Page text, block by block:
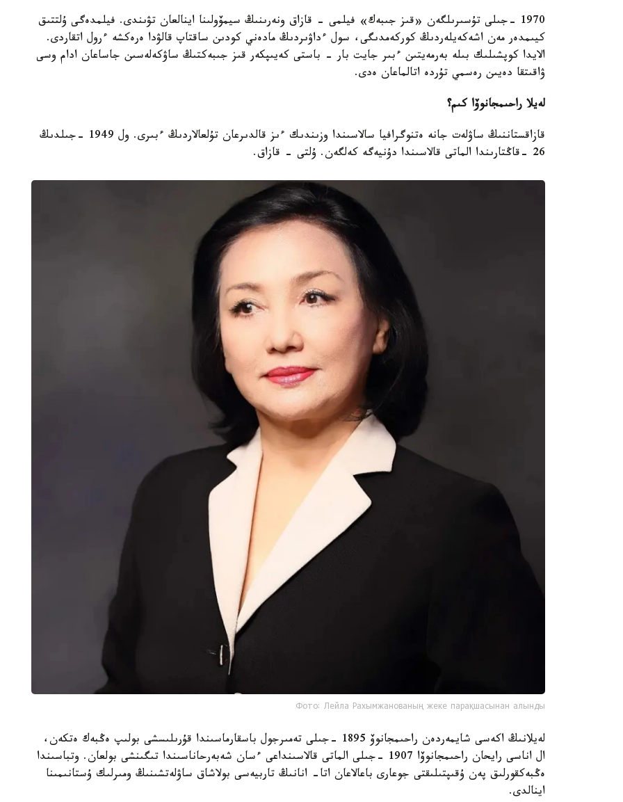
1970 -جىلى تۇسىرىلگەن «قىز جىبەك» فيلمى - قازاق ونەرىنىڭ سيمۆولىنا اينالعان تۋىندى. فيلمدەگى ۇلتتىق
كيىمدەر مەن اشەكەيلەردىڭ كوركەمدىگى، سول ءداۋىردىڭ مادەني كودىن ساقتاپ قالۋدا ەرەكشە ءرول اتقاردى.
الايدا كوپشىلىك بىلە بەرمەيتىن ءبىر جايت بار - باستى كەيىپكەر قىز جىبەكتىڭ ساۋكەلەسىن جاساعان ادام وسى
ۋاقىتقا دەيىن رەسمي تۇردە اتالماعان ەدى.
لەيلا راحىمجانوۆا كىم؟
قازاقستاننىڭ ساۋلەت جانە ەتنوگرافيا سالاسىندا وزىندىك ءىز قالدىرعان تۇلعالاردىڭ ءبىرى. ول 1949 -جىلدىڭ
26 -قاڭتارىندا الماتى قالاسىندا دۇنيەگە كەلگەن. ۇلتى - قازاق.
Фото: Лейла Рахымжанованың жеке парақшасынан алынды
لەيلانىڭ اكەسى شايمەردەن راحىمجانوۆ 1895 -جىلى تەمىرجول باسقارماسىندا قۇرىلىسشى بولىپ ەڭبەك ەتكەن،
ال اناسى رايحان راحىمجانوۆا 1907 -جىلى الماتى قالاسىنداعى ءسان شەبەرحاناسىندا تىگىنشى بولعان. وتباسىندا
ەڭبەكقورلىق پەن ۇقىپتىلىقتى جوعارى باعالاعان اتا- انانىڭ تاربيەسى بولاشاق ساۋلەتشىنىڭ ومىرلىك ۇستانىمىنا
اينالدى.